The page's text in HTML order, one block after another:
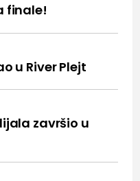
finale!
u River Plejt
završio u